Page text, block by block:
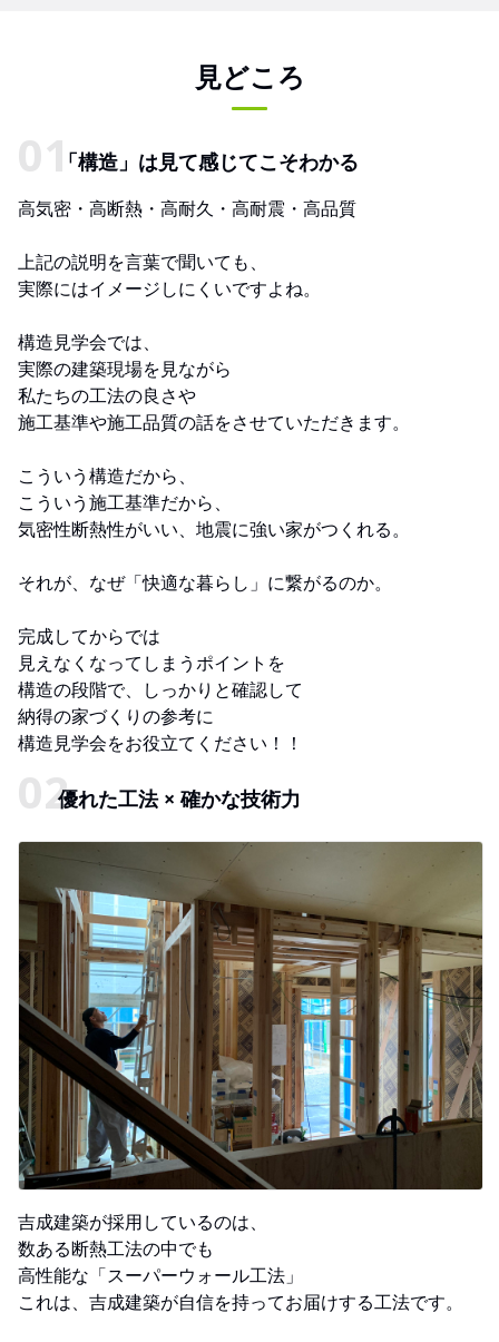
見どころ
「構造」は見て感じてこそわかる
高気密・高断熱・高耐久・高耐震・高品質
上記の説明を言葉で聞いても、
実際にはイメージしにくいですよね。
構造見学会では、
実際の建築現場を見ながら
私たちの工法の良さや
施工基準や施工品質の話をさせていただきます。
こういう構造だから、
こういう施工基準だから、
気密性断熱性がいい、地震に強い家がつくれる。
それが、なぜ「快適な暮らし」に繋がるのか。
完成してからでは
見えなくなってしまうポイントを
構造の段階で、しっかりと確認して
納得の家づくりの参考に
構造見学会をお役立てください！！
優れた工法 × 確かな技術力
吉成建築が採用しているのは、
数ある断熱工法の中でも
高性能な「スーパーウォール工法」
これは、吉成建築が自信を持ってお届けする工法です。